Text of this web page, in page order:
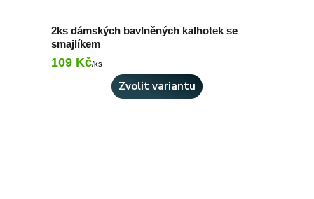
2ks dámských bavlněných kalhotek se
smajlíkem
109 Kč/ks
Zvolit variantu